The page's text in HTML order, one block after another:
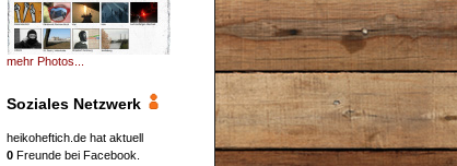
mehr Photos...
Soziales Netzwerk
heikoheftich.de hat aktuell
0 Freunde bei Facebook.